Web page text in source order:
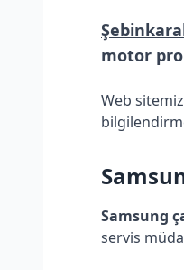
motor
Web sitemiz
Samsung
servis